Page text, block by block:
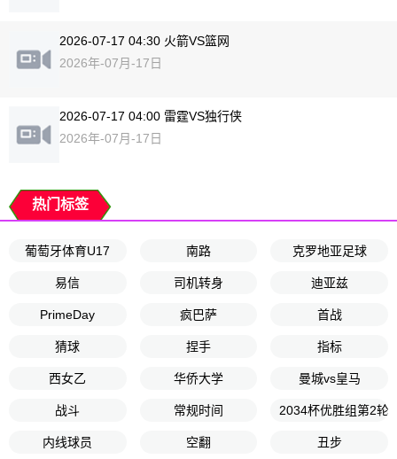
2026-07-17 04:30 火箭VS篮网
2026年-07月-17日
2026-07-17 04:00 雷霆VS独行侠
2026年-07月-17日
热门标签
葡萄牙体育U17 南路 克罗地亚足球
易信 司机转身 迪亚兹
PrimeDay 疯巴萨 首战
猜球 捏手 指标
西女乙 华侨大学 曼城vs皇马
战斗 常规时间 2034杯优胜组第2轮
内线球员 空翻 丑步